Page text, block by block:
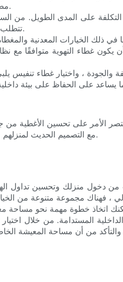
مصنوع من مادة مقاومة للرطوبة.
تتطلب المزيد من الجهد للحفاظ عليها.
الأمر على تحسين الأغطية من
مع التصميم الحديث لمنزلهم ، مما يعزز من جاذبيته الجمالية.
من دخول منزلك وتحسين تداول
فهناك مجموعة متنوعة من
المستدامة. من خلال اختيار